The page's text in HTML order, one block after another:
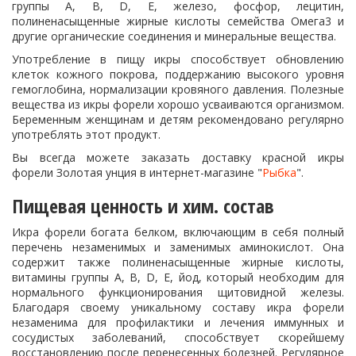
группы А, B, D, E, железо, фосфор, лецитин,
полиненасыщенные жирные кислоты семейства Омега3 и
другие органические соединения и минеральные вещества.
Употребление в пищу икры способствует обновлению
клеток кожного покрова, поддержанию высокого уровня
гемоглобина, нормализации кровяного давления. Полезные
вещества из икры форели хорошо усваиваются организмом.
Беременным женщинам и детям рекомендовано регулярно
употреблять этот продукт.
Вы всегда можете заказать доставку красной икры
форели Золотая унция в интернет-магазине "Рыбка".
Пищевая ценность и хим. состав
Икра форели богата белком, включающим в себя полный
перечень незаменимых и заменимых аминокислот. Она
содержит также полиненасыщенные жирные кислоты,
витамины группы А, B, D, E, йод, который необходим для
нормального функционирования щитовидной железы.
Благодаря своему уникальному составу икра форели
незаменима для профилактики и лечения иммунных и
сосудистых заболеваний, способствует скорейшему
восстановлению после перенесенных болезней. Регулярное